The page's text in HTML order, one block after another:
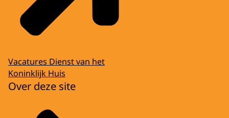
Vacatures Dienst van het
Koninklijk Huis
Over deze site